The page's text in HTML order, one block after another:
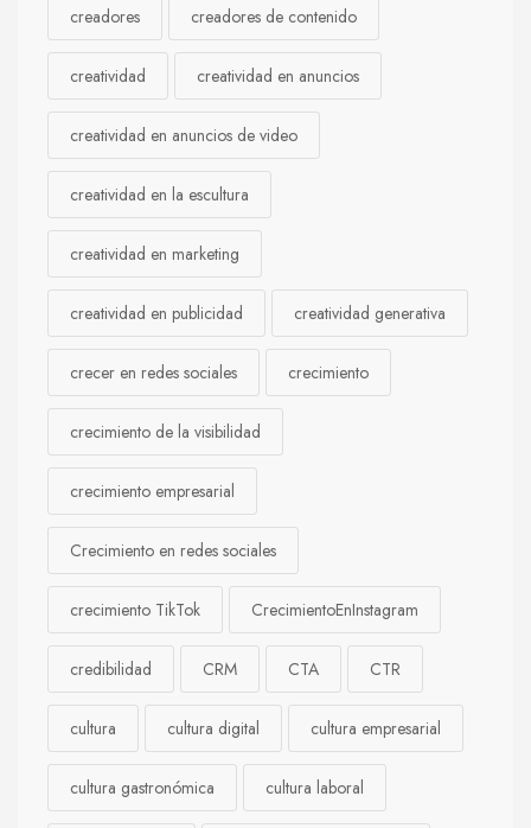
creadores creadores de contenido
creatividad creatividad en anuncios
creatividad en anuncios de video
creatividad en la escultura
creatividad en marketing
creatividad en publicidad creatividad generativa
crecer en redes sociales crecimiento
crecimiento de la visibilidad
crecimiento empresarial
Crecimiento en redes sociales
crecimiento TikTok CrecimientoEnInstagram
credibilidad CRM CTA CTR
cultura cultura digital cultura empresarial
cultura gastronómica cultura laboral